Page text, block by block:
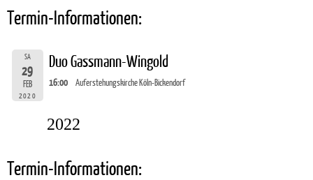
Termin-Informationen:
SA
29
FEB
2020
Duo Gassmann-Wingold
16:00 Auferstehungskirche Köln-Bickendorf
2022
Termin-Informationen: